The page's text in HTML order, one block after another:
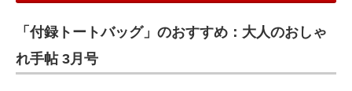
「付録トートバッグ」のおすすめ：大人のおしゃ
れ手帖 3月号